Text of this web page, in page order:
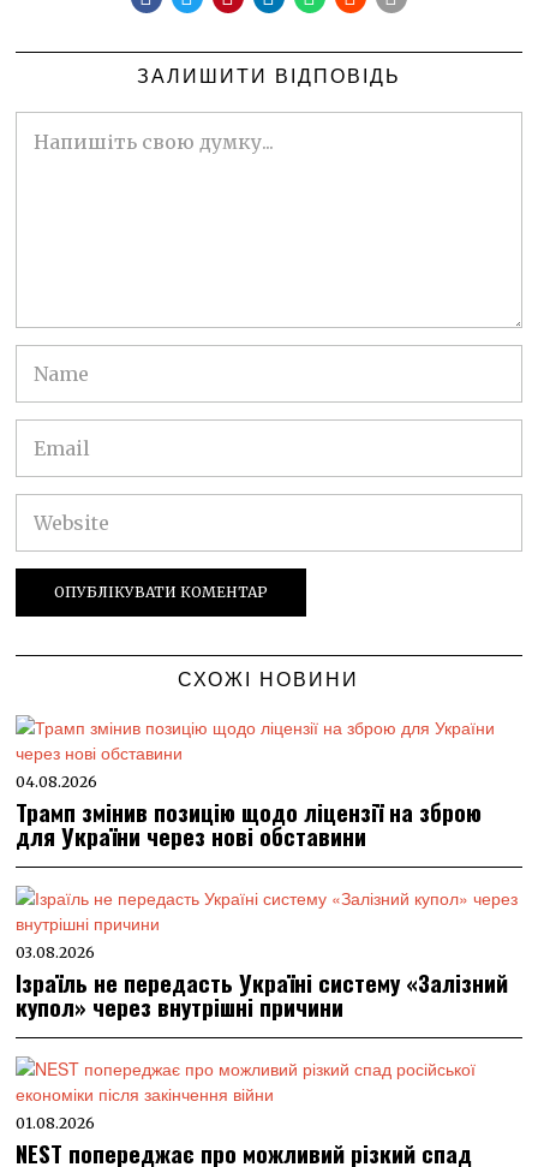
ЗАЛИШИТИ ВІДПОВІДЬ
СХОЖІ НОВИНИ
04.08.2026
Трамп змінив позицію щодо ліцензії на зброю
для України через нові обставини
03.08.2026
Ізраїль не передасть Україні систему «Залізний
купол» через внутрішні причини
01.08.2026
NEST попереджає про можливий різкий спад